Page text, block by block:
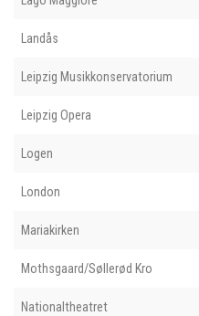
Landås
Leipzig Musikkonservatorium
Leipzig Opera
Logen
London
Mariakirken
Mothsgaard/Søllerød Kro
Nationaltheatret